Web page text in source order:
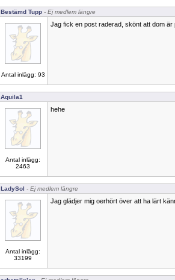
Bestämd Tupp - Ej medlem längre
Antal inlägg: 93
Jag fick en post raderad, skönt att dom är
Aquila1
Antal inlägg:
2463
hehe
LadySol - Ej medlem längre
Antal inlägg:
33199
Jag glädjer mig oerhört över att ha lärt